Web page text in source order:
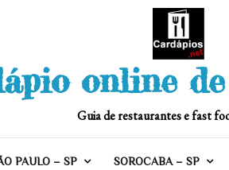
online
Guia de restaurantes e fast
PAULO – SP SOROCABA – SP